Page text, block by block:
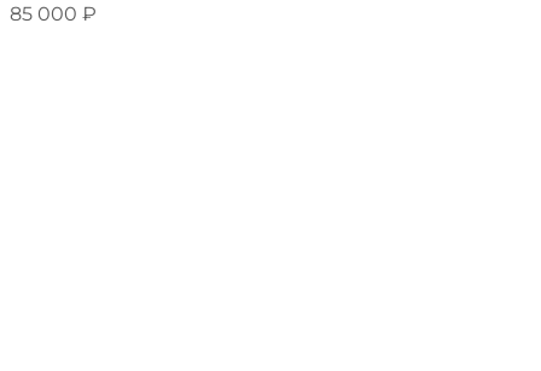
85 000 ₽